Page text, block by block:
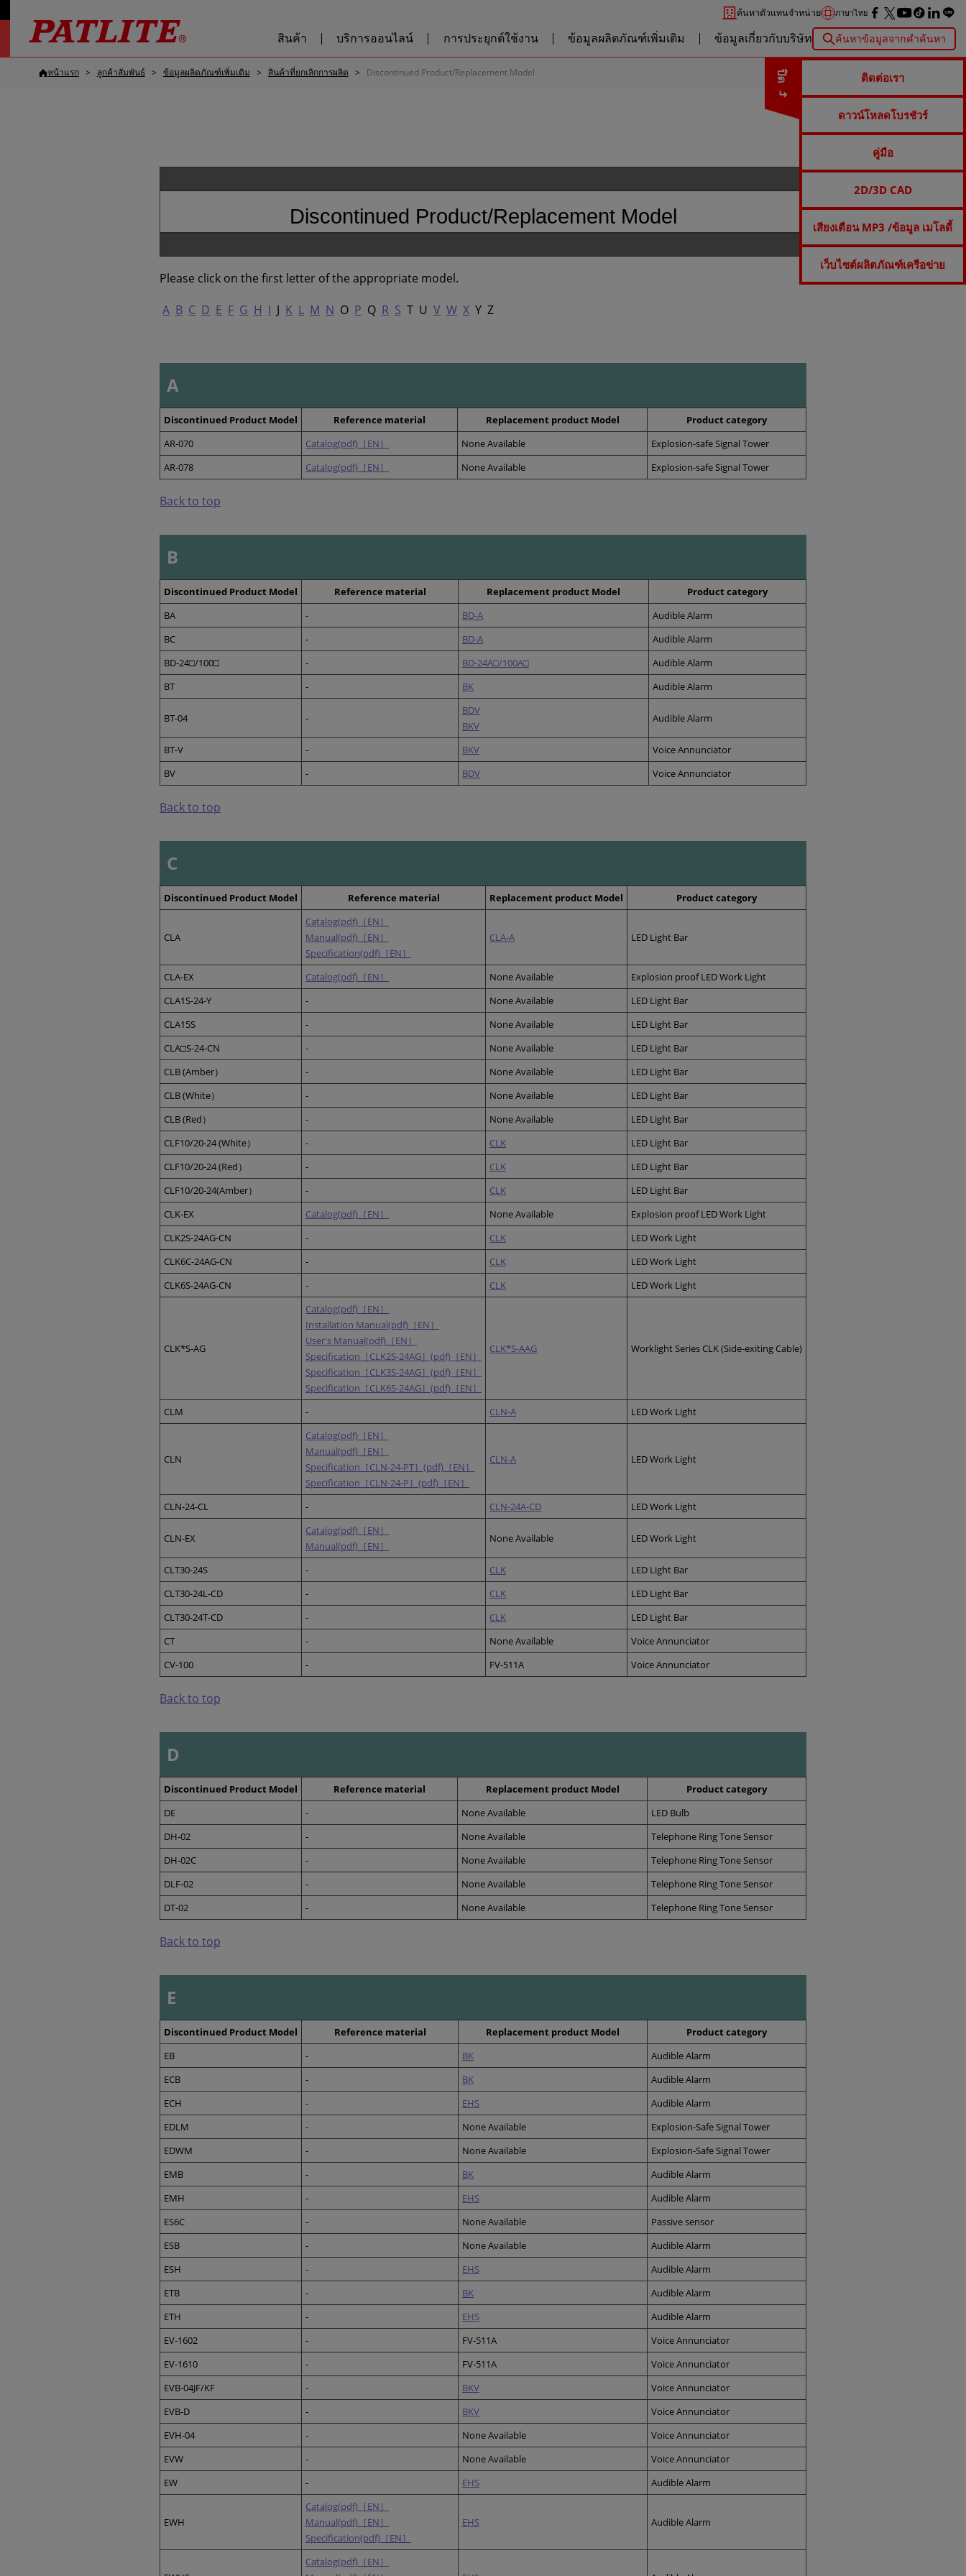
ค้นหาตัวแทนจำหน่าย ภาษาไทย
สินค้า บริการออนไลน์ การประยุกต์ใช้งาน ข้อมูลผลิตภัณฑ์เพิ่มเติม ข้อมูลเกี่ยวกับบริษัท ค้นหาข้อมูลจากคำค้นหา
ปิด ติดต่อเรา
ดาวน์โหลดโบรชัวร์
คู่มือ
2D/3D CAD
เสียงเตือน MP3 /ข้อมูล เมโลดี้
เว็บไซต์ผลิตภัณฑ์เครือข่าย
หน้าแรก ลูกค้าสัมพันธ์ ข้อมูลผลิตภัณฑ์เพิ่มเติม สินค้าที่ยกเลิกการผลิต Discontinued Product/Replacement Model
Discontinued Product/Replacement Model
Please click on the first letter of the appropriate model.
A B C D E F G H I J K L M N O P Q R S T U V W X Y Z
A
Discontinued Product Model Reference material Replacement product Model
Product category
AR-070
Catalog(pdf)［EN］ None Available
Explosion-safe Signal Tower
AR-078
Catalog(pdf)［EN］ None Available Explosion-safe Signal Tower
Back to top
B
Discontinued Product Model Reference material Replacement product Model
Product category
BA
- BD-A
Audible Alarm
BC
- BD-A
Audible Alarm
BD-24□/100□
- BD-24A□/100A□
Audible Alarm
BT
- BK Audible Alarm
BT-04 -
BDV
BKV
Audible Alarm
BT-V - BKV
Voice Annunciator
BV
- BDV Voice Annunciator
Back to top
C
Discontinued Product Model Reference material Replacement product Model Product category
CLA
Catalog(pdf)［EN］
Manual(pdf)［EN］
Specification(pdf)［EN］
CLA-A LED Light Bar
CLA-EX Catalog(pdf)［EN］ None Available
Explosion proof LED Work Light
CLA1S-24-Y
- None Available
LED Light Bar
CLA15S
- None Available
LED Light Bar
CLA□S-24-CN
- None Available
LED Light Bar
CLB (Amber）
- None Available
LED Light Bar
CLB (White）
- None Available
LED Light Bar
CLB (Red）
- None Available
LED Light Bar
CLF10/20-24 (White）
- CLK
LED Light Bar
CLF10/20-24 (Red）
- CLK
LED Light Bar
CLF10/20-24(Amber）
- CLK
LED Light Bar
CLK-EX
Catalog(pdf)［EN］ None Available
Explosion proof LED Work Light
CLK2S-24AG-CN
- CLK
LED Work Light
CLK6C-24AG-CN
- CLK
LED Work Light
CLK6S-24AG-CN
- CLK LED Work Light
CLK*S-AG
Catalog(pdf)［EN］
Installation Manual(pdf)［EN］
User's Manual(pdf)［EN］
Specification［CLK2S-24AG］(pdf)［EN］
Specification［CLK3S-24AG］(pdf)［EN］
Specification［CLK6S-24AG］(pdf)［EN］
CLK*S-AAG Worklight Series CLK (Side-exiting Cable)
CLM - CLN-A LED Work Light
CLN
Catalog(pdf)［EN］
Manual(pdf)［EN］
Specification［CLN-24-PT］(pdf)［EN］
Specification［CLN-24-P］(pdf)［EN］
CLN-A LED Work Light
CLN-24-CL - CLN-24A-CD LED Work Light
CLN-EX
Catalog(pdf)［EN］
Manual(pdf)［EN］
None Available LED Work Light
CLT30-24S - CLK
LED Light Bar
CLT30-24L-CD
- CLK
LED Light Bar
CLT30-24T-CD
- CLK
LED Light Bar
CT
- None Available
Voice Annunciator
CV-100
- FV-511A Voice Annunciator
Back to top
D
Discontinued Product Model Reference material Replacement product Model
Product category
DE
- None Available
LED Bulb
DH-02
- None Available
Telephone Ring Tone Sensor
DH-02C
- None Available
Telephone Ring Tone Sensor
DLF-02
- None Available
Telephone Ring Tone Sensor
DT-02
- None Available Telephone Ring Tone Sensor
Back to top
E
Discontinued Product Model Reference material Replacement product Model
Product category
EB
- BK
Audible Alarm
ECB
- BK
Audible Alarm
ECH
- EHS
Audible Alarm
EDLM
- None Available
Explosion-Safe Signal Tower
EDWM
- None Available
Explosion-Safe Signal Tower
EMB
- BK
Audible Alarm
EMH
- EHS
Audible Alarm
ES6C
- None Available
Passive sensor
ESB
- None Available
Audible Alarm
ESH
- EHS
Audible Alarm
ETB
- BK
Audible Alarm
ETH
- EHS
Audible Alarm
EV-1602
- FV-511A
Voice Annunciator
EV-1610
- FV-511A
Voice Annunciator
EVB-04JF/KF
- BKV
Voice Annunciator
EVB-D
- BKV
Voice Annunciator
EVH-04
- None Available
Voice Annunciator
EVW
- None Available
Voice Annunciator
EW
- EHS Audible Alarm
EWH
Catalog(pdf)［EN］
Manual(pdf)［EN］
Specification(pdf)［EN］
EHS Audible Alarm
Catalog(pdf)［EN］